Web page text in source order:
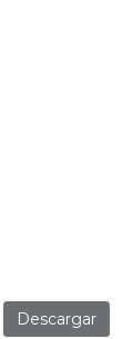
Descargar